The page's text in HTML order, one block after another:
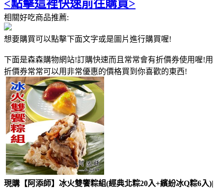
<點擊這裡快速前往購買>
相關好吃商品推薦:
想要購買可以點擊下面文字或是圖片進行購買喔!
下面是森森購物網站!訂購快速而且常常會有折價券使用喔!用
折價券常常可以用非常優惠的價格買到你喜歡的東西!
現購【阿添師】冰火雙饗粽組(經典北粽20入+繽紛冰Q粽6入)|